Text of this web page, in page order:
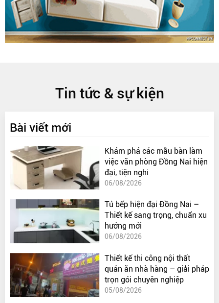
Tin tức & sự kiện
Bài viết mới
Khám phá các mẫu bàn làm
việc văn phòng Đồng Nai hiện
đại, tiện nghi
06/08/2026
Tủ bếp hiện đại Đồng Nai –
Thiết kế sang trọng, chuẩn xu
hướng mới
06/08/2026
Thiết kế thi công nội thất
quán ăn nhà hàng – giải pháp
trọn gói chuyên nghiệp
05/08/2026